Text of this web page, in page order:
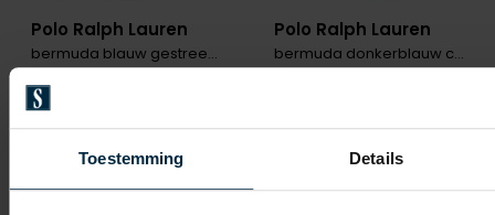
Toestemming Details
Polo Ralph Lauren
bermuda blauw gestreept
€ 125,00
€ 100,00 20%
Polo Ralph Lauren
bermuda donkerblauw corduroy
€ 124,00 20%